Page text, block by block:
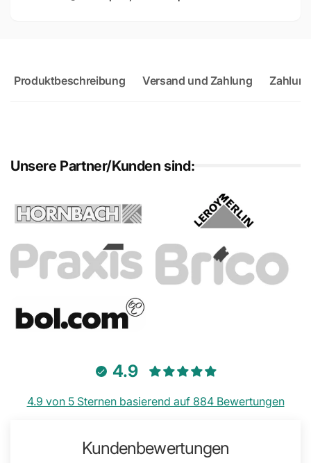
Produktbeschreibung Versand und Zahlung
Unsere Partner/Kunden sind:
4.9
4.9 von 5 Sternen basierend auf 884 Bewertungen
Kundenbewertungen